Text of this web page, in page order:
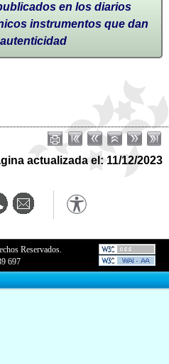
en los diarios
instrumentos que dan
actualizada el: 11/12/2023
Reservados.
697